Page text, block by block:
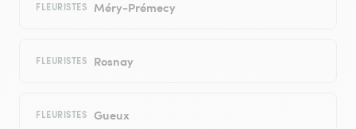
FLEURISTES Méry-Prémecy
FLEURISTES Rosnay
FLEURISTES Gueux